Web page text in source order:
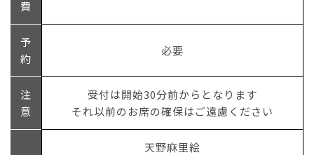
費
予
約
必要
注
意
受付は開始30分前からとなります
それ以前のお席の確保はご遠慮ください
天野麻里絵